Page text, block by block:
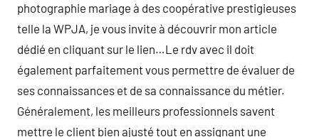
photographie mariage à des coopérative prestigieuses
telle la WPJA, je vous invite à découvrir mon article
dédié en cliquant sur le lien…Le rdv avec il doit
également parfaitement vous permettre de évaluer de
ses connaissances et de sa connaissance du métier.
Généralement, les meilleurs professionnels savent
mettre le client bien ajusté tout en assignant une